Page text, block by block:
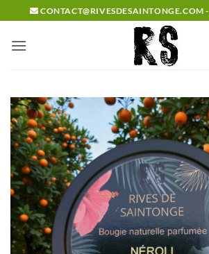
Passer
au
contenu
CONTACT@RIVESDESAINTONGE.COM -